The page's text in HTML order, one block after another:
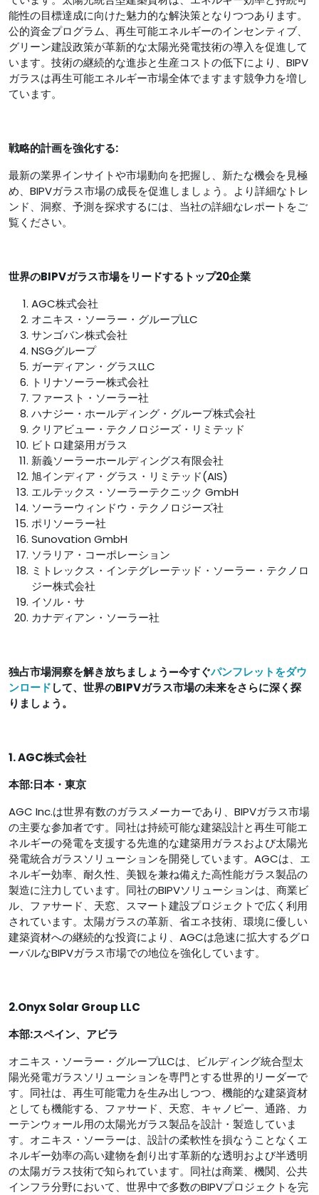
能性の目標達成に向けた魅力的な解決策となりつつあります。
公的資金プログラム、再生可能エネルギーのインセンティブ、
グリーン建設政策が革新的な太陽光発電技術の導入を促進して
います。技術の継続的な進歩と生産コストの低下により、BIPV
ガラスは再生可能エネルギー市場全体でますます競争力を増し
ています。
戦略的計画を強化する:
最新の業界インサイトや市場動向を把握し、新たな機会を見極
め、BIPVガラス市場の成長を促進しましょう。より詳細なトレ
ンド、洞察、予測を探求するには、当社の詳細なレポートをご
覧ください。
世界のBIPVガラス市場をリードするトップ20企業
AGC株式会社
オニキス・ソーラー・グループLLC
サンゴバン株式会社
NSGグループ
ガーディアン・グラスLLC
トリナソーラー株式会社
ファースト・ソーラー社
ハナジー・ホールディング・グループ株式会社
クリアビュー・テクノロジーズ・リミテッド
ビトロ建築用ガラス
新義ソーラーホールディングス有限会社
旭インディア・グラス・リミテッド(AIS)
エルテックス・ソーラーテクニック GmbH
ソーラーウィンドウ・テクノロジーズ社
ポリソーラー社
Sunovation GmbH
ソラリア・コーポレーション
ミトレックス・インテグレーテッド・ソーラー・テクノロ
ジー株式会社
イソル・サ
カナディアン・ソーラー社
独占市場洞察を解き放ちましょう—今すぐパンフレットをダウ
ンロードして、世界のBIPVガラス市場の未来をさらに深く探
りましょう。
1. AGC株式会社
本部:日本・東京
AGC Inc.は世界有数のガラスメーカーであり、BIPVガラス市場
の主要な参加者です。同社は持続可能な建築設計と再生可能エ
ネルギーの発電を支援する先進的な建築用ガラスおよび太陽光
発電統合ガラスソリューションを開発しています。AGCは、エ
ネルギー効率、耐久性、美観を兼ね備えた高性能ガラス製品の
製造に注力しています。同社のBIPVソリューションは、商業ビ
ル、ファサード、天窓、スマート建設プロジェクトで広く利用
されています。太陽ガラスの革新、省エネ技術、環境に優しい
建築資材への継続的な投資により、AGCは急速に拡大するグロ
ーバルなBIPVガラス市場での地位を強化しています。
2.Onyx Solar Group LLC
本部:スペイン、アビラ
オニキス・ソーラー・グループLLCは、ビルディング統合型太
陽光発電ガラスソリューションを専門とする世界的リーダーで
す。同社は、再生可能電力を生み出しつつ、機能的な建築資材
としても機能する、ファサード、天窓、キャノピー、通路、カ
ーテンウォール用の太陽光ガラス製品を設計・製造していま
す。オニキス・ソーラーは、設計の柔軟性を損なうことなくエ
ネルギー効率の高い建物を創り出す革新的な透明および半透明
の太陽ガラス技術で知られています。同社は商業、機関、公共
インフラ分野において、世界中で多数のBIPVプロジェクトを完